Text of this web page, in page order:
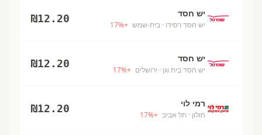
יש חסד
יש חסד רסידו · בית-שמש +
17%
₪12.20
יש חסד
יש חסד בית וגן · ירושלים +
17%
₪12.20
רמי לוי
חולון · תל אביב +
17%
₪12.20